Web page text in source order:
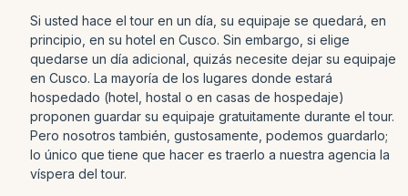
Si usted hace el tour en un día, su equipaje se quedará, en
principio, en su hotel en Cusco. Sin embargo, si elige
quedarse un día adicional, quizás necesite dejar su equipaje
en Cusco. La mayoría de los lugares donde estará
hospedado (hotel, hostal o en casas de hospedaje)
proponen guardar su equipaje gratuitamente durante el tour.
Pero nosotros también, gustosamente, podemos guardarlo;
lo único que tiene que hacer es traerlo a nuestra agencia la
víspera del tour.